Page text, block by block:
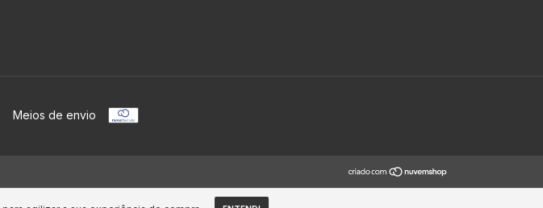
Meios de envio